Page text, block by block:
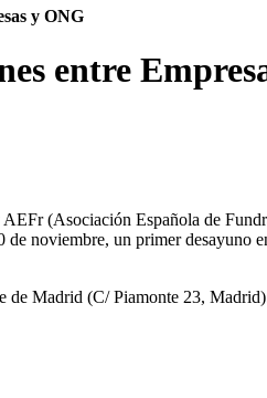
y ONG
entre
(Asociación Española de
noviembre, un primer
Madrid (C/ Piamonte 23,